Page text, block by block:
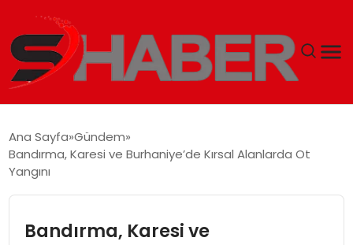
MAGAZIN
Ana Sayfa Gündem
Bandırma, Karesi ve Burhaniye’de Kırsal Alanlarda Ot
Yangını
Bandırma, Karesi ve